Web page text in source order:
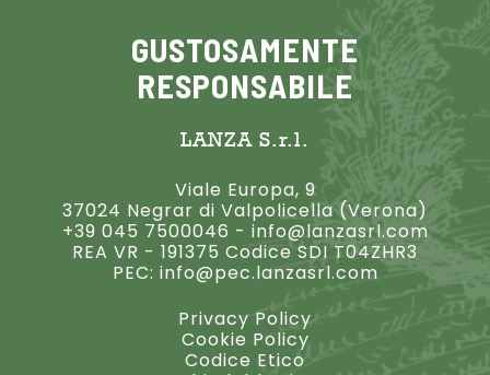
GUSTOSAMENTE
RESPONSABILE
LANZA S.r.l.
Viale Europa, 9
37024 Negrar di Valpolicella (Verona)
+39 045 7500046 - info@lanzasrl.com
REA VR - 191375 Codice SDI T04ZHR3
PEC: info@pec.lanzasrl.com
Privacy Policy
Cookie Policy
Codice Etico